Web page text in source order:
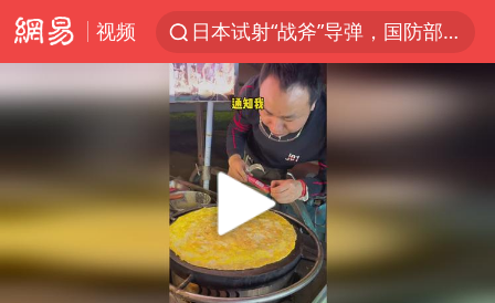
视频
日本试射“战斧”导弹，国防部回应
曝韩国足协为外籍裁判员安排色情招待
刘国正说向鹏打得很窝囊
向鹏0-3不敌张本智和
“新疆阿勒泰八月能滑雪”不实
我国外贸延续良好增长态势